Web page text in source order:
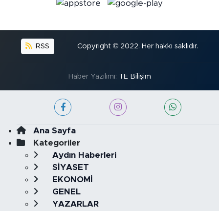
RSS Copyright © 2022. Her hakkı saklıdır.
Haber Yazılımı: TE Bilişim
Ana Sayfa
Kategoriler
Aydın Haberleri
SİYASET
EKONOMİ
GENEL
YAZARLAR